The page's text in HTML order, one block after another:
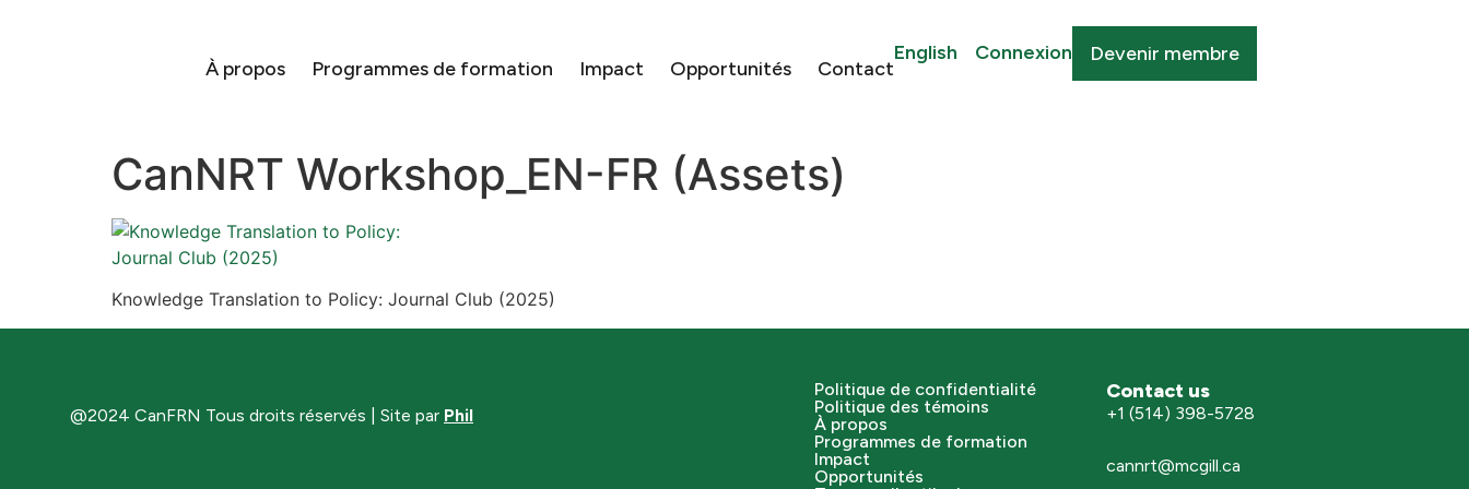
À propos Programmes de formation Impact Opportunités Contact
English Connexion Devenir membre
CanNRT Workshop_EN-FR (Assets)
Knowledge Translation to Policy: Journal Club (2025)
@2024 CanFRN Tous droits réservés | Site par Phil
Politique de confidentialité
Politique des témoins
À propos
Programmes de formation
Impact
Opportunités
Contact us
+1 (514) 398-5728
cannrt@mcgill.ca